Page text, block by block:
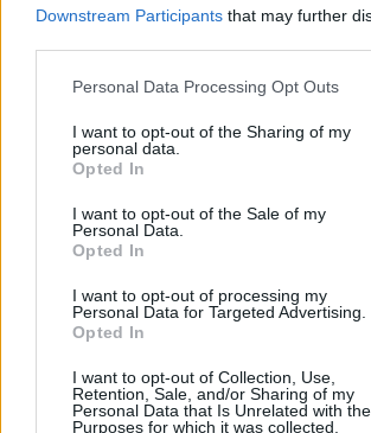
Downstream Participants that may further
Personal Data Processing Opt Outs
I want to opt-out of the Sharing of my
personal data.
Opted In
I want to opt-out of the Sale of my
Personal Data.
Opted In
I want to opt-out of processing my
Personal Data for Targeted Advertising.
Opted In
I want to opt-out of Collection, Use,
Retention, Sale, and/or Sharing of my
Personal Data that Is Unrelated with the
Purposes for which it was collected.